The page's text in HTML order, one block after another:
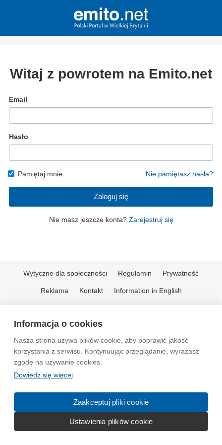
Informacja o cookies
Nasza strona używa plików cookie, aby poprawić jakość
korzystania z serwisu. Kontynuując przeglądanie, wyrażasz
zgodę na używanie cookies.
Dowiedz się więcej
Zaakceptuj pliki cookie
Ustawienia plików cookie
Witaj z powrotem na Emito.net
Email
Hasło
Pamiętaj mnie. Nie pamiętasz hasła?
Zaloguj się
Nie masz jeszcze konta? Zarejestruj się
Wytyczne dla społeczności Regulamin Prywatność
Reklama Kontakt Information in English